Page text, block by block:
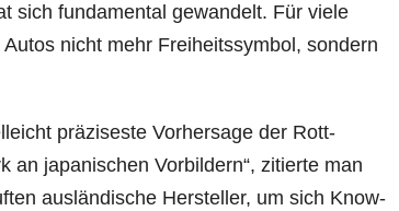
sich fundamental gewandelt. Für viele
nicht mehr Freiheitssymbol, sondern
präziseste Vorhersage der Rott-
an japanischen Vorbildern“, zitierte man
ausländische Hersteller, um sich Know-